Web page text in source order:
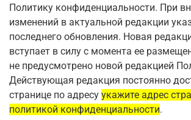
Политику конфиденциальности. При
изменений в актуальной редакции
последнего обновления. Новая
вступает в силу с момента ее
не предусмотрено новой редакцией
Действующая редакция постоянно
странице по адресу укажите адрес
политикой конфиденциальности.